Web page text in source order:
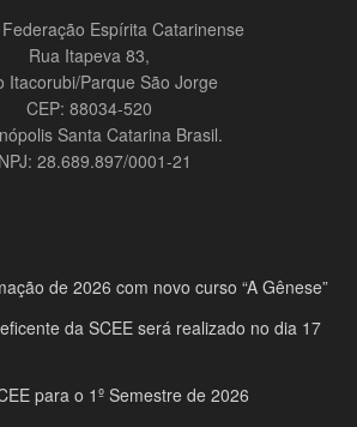
Espírita Catarinense
Rua Itapeva 83,
Itacorubi/Parque São Jorge
CEP: 88034-520
Santa Catarina Brasil.
28.689.897/0001-21
de 2026 com novo curso “A Gênese”
da SCEE será realizado no dia 17
para o 1º Semestre de 2026